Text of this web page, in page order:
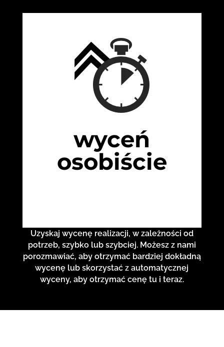
wyceń
osobiście
Uzyskaj wycenę realizacji, w zależności od
potrzeb, szybko lub szybciej. Możesz z nami
porozmawiać, aby otrzymać bardziej dokładną
wycenę lub skorzystać z automatycznej
wyceny, aby otrzymać cenę tu i teraz.